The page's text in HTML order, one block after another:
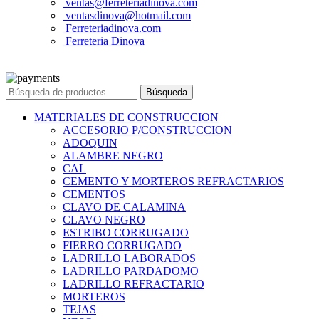
ventas@ferreteriadinova.com
ventasdinova@hotmail.com
Ferreteriadinova.com
Ferreteria Dinova
Búsqueda
MATERIALES DE CONSTRUCCION
ACCESORIO P/CONSTRUCCION
ADOQUIN
ALAMBRE NEGRO
CAL
CEMENTO Y MORTEROS REFRACTARIOS
CEMENTOS
CLAVO DE CALAMINA
CLAVO NEGRO
ESTRIBO CORRUGADO
FIERRO CORRUGADO
LADRILLO LABORADOS
LADRILLO PARDADOMO
LADRILLO REFRACTARIO
MORTEROS
TEJAS